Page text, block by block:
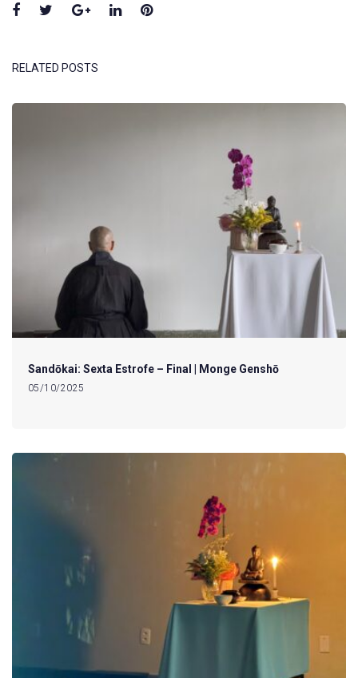
Facebook
TwitterGoogle+LinkedInPinterest
RELATED POSTS
Sandōkai: Sexta Estrofe – Final | Monge Genshō
05/10/2025